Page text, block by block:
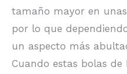
tamaño mayor en
por lo que
un aspecto más
Cuando estas bolas